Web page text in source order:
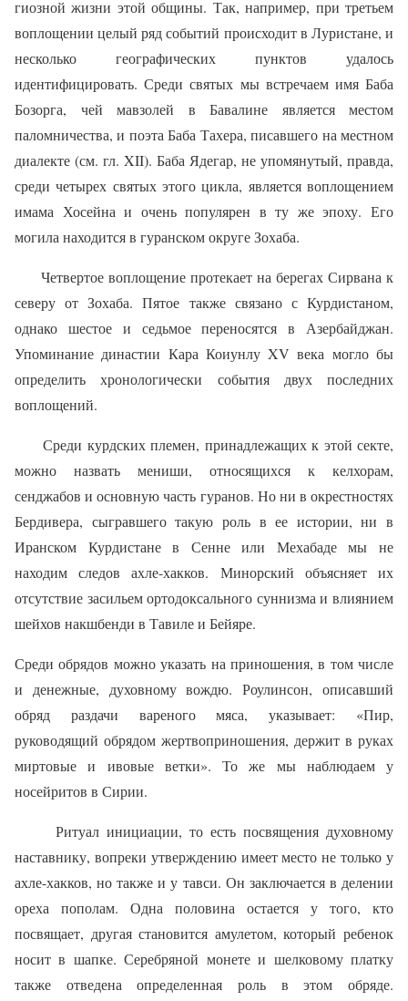
гиозной жизни этой общины. Так, например, при треть­ем
воплощении целый ряд событий происходит в Луристане, и
несколько географических пунктов удалось
идентифицировать. Среди святых мы встречаем имя Баба
Бозорга, чей мавзолей в Бавалине является ме­стом
паломничества, и поэта Баба Тахера, писавшего на местном
диалекте (см. гл. XII). Баба Ядегар, не упомянутый, правда,
среди четырех святых этого цик­ла, является воплощением
имама Хосейна и очень по­пулярен в ту же эпоху. Его
могила находится в гуранском округе Зохаба.
Четвертое воплощение протекает на берегах Сирвана к
северу от Зохаба. Пятое также связано с Кур­дистаном,
однако шестое и седьмое переносятся в Азербайджан.
Упоминание династии Кара КоиунлуXV века могло бы
определить хронологически события двух последних
воплощений.
Среди курдских племен, принадлежащих к этой секте,
можно назвать мениши, относящихся к келхорам,
сенджабов и основную часть гуранов. Но ни в окрест­ностях
Бердивера, сыгравшего такую роль в ее исто­рии, ни в
Иранском Курдистане в Сенне или Мехабаде мы не
находим следов ахле-хакков. Минорский объ­ясняет их
отсутствие засильем ортодоксального сун­низма и влиянием
шейхов накшбенди в Тавиле и Бейяре.
Среди обрядов можно указать на приношения, в том числе
и денежные, духовному вождю. Роулинсон, описавший
обряд раздачи вареного мяса, указывает: «Пир,
руководящий обрядом жертвоприношения, дер­жит в руках
миртовые и ивовые ветки». То же мы на­блюдаем у
носейритов в Сирии.
Ритуал инициации, то есть посвящения духовному
наставнику, вопреки утверждению имеет место не толь­ко у
ахле-хакков, но также и у тавси. Он заключается в делении
ореха пополам. Одна половина остается у того, кто
посвящает, другая становится амулетом, ко­торый ребенок
носит в шапке. Серебряной монете и шелковому платку
также отведена определенная роль в этом обряде.